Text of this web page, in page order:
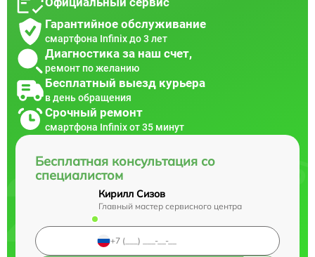
Гарантийное обслуживание
смартфона Infinix до 3 лет
Диагностика за наш счет,
ремонт по желанию
Бесплатный выезд курьера
в день обращения
Срочный ремонт
смартфона Infinix от 35 минут
Бесплатная консультация со
специалистом
Кирилл Сизов
Главный мастер сервисного центра